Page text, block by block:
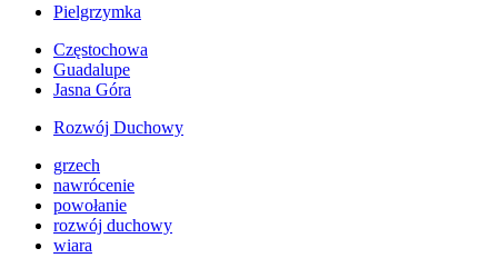
Pielgrzymka
Częstochowa
Guadalupe
Jasna Góra
Rozwój Duchowy
grzech
nawrócenie
powołanie
rozwój duchowy
wiara